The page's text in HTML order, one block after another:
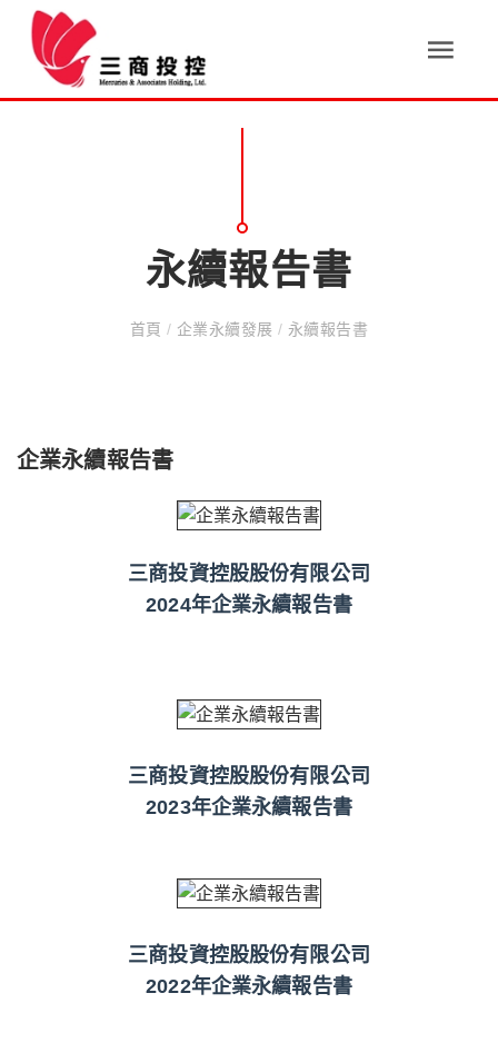
永續報告書
首頁/ 企業永續發展/ 永續報告書
企業永續報告書
三商投資控股股份有限公司
2024年企業永續報告書
三商投資控股股份有限公司
2023年企業永續報告書
三商投資控股股份有限公司
2022年企業永續報告書